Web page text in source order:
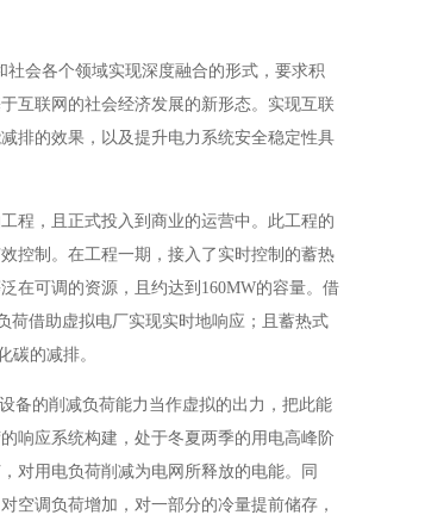
会各个领域实现深度融合的形式，要求积
互联网的社会经济发展的新形态。实现互联
排的效果，以及提升电力系统安全稳定性具
程，且正式投入到商业的运营中。此工程的
控制。在工程一期，接入了实时控制的蓄热
在可调的资源，且约达到160MW的容量。借
荷借助虚拟电厂实现实时地响应；且蓄热式
碳的减排。
备的削减负荷能力当作虚拟的出力，把此能
响应系统构建，处于冬夏两季的用电高峰阶
对用电负荷削减为电网所释放的电能。同
空调负荷增加，对一部分的冷量提前储存，